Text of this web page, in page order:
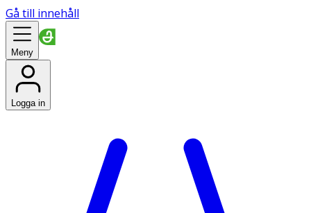
Gå till innehåll
Meny
Logga in